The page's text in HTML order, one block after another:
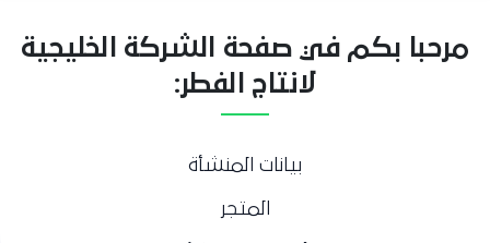
مرحبا بكم في صفحة الشركة الخليجية
لانتاج الفطر:
بيانات المنشأة
المتجر